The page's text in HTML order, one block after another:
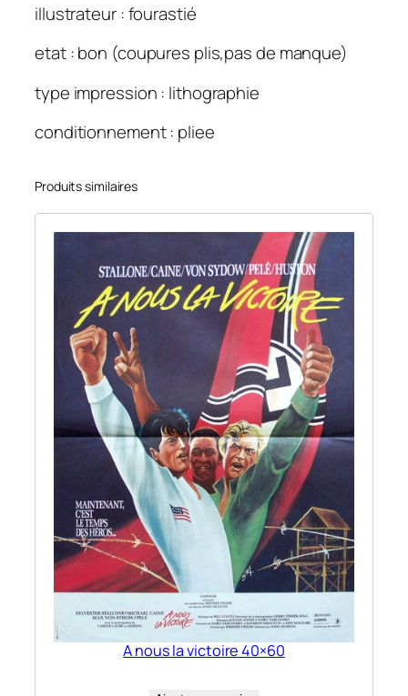
illustrateur : fourastié
etat : bon (coupures plis,pas de manque)
type impression : lithographie
conditionnement : pliee
Produits similaires
A nous la victoire 40×60